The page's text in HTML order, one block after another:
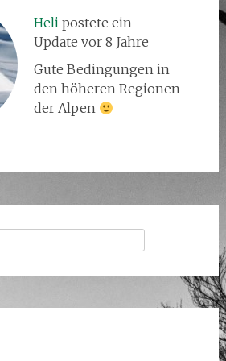
Helipostete ein
Update vor 8 Jahre
Gute Bedingungen in
den höheren Regionen
der Alpen